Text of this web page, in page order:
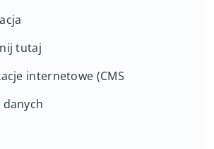
tutaj
internetowe (CMS
danych